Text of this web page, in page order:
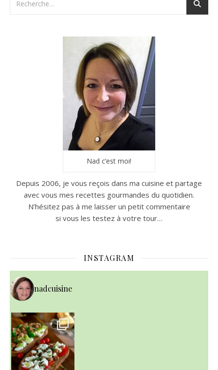
Nad c’est moi!
Depuis 2006, je vous reçois dans ma cuisine et partage
avec vous mes recettes gourmandes du quotidien.
N’hésitez pas à me laisser un petit commentaire
si vous les testez à votre tour…
INSTAGRAM
nadcuisine